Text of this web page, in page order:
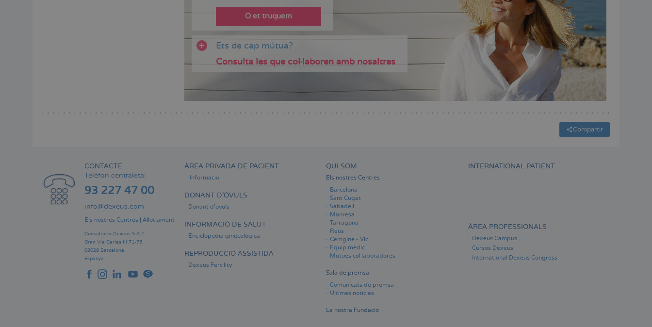
O et truquem
Ets de cap mútua?
Consulta les que col·laboren amb nosaltres
Compartir
CONTACTE
Telèfon centraleta:
93 227 47 00
info@dexeus.com
Els nostres Centres Allotjament
Consultorio Dexeus S.A.P.
Gran Via Carles III 71-75.
08028 Barcelona.
Espanya
ÀREA PRIVADA DE PACIENT
Informació
DONANT D'ÒVULS
Donant d'òvuls
INFORMACIÓ DE SALUT
Enciclopèdia ginecològica
REPRODUCCIÓ ASSISTIDA
Dexeus Fertility
QUI SOM
Els nostres Centres
Barcelona
Sant Cugat
Sabadell
Manresa
Tarragona
Reus
Cemgine - Vic
Equip mèdic
Mútues col·laboradores
Sala de premsa
Comunicats de premsa
Últimes notícies
La nostra Fundació
INTERNATIONAL PATIENT
ÀREA PROFESSIONALS
Dexeus Campus
Cursos Dexeus
International Dexeus Congress